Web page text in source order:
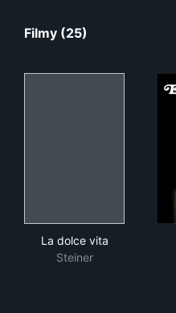
Filmy (25)
La dolce vita
Steiner